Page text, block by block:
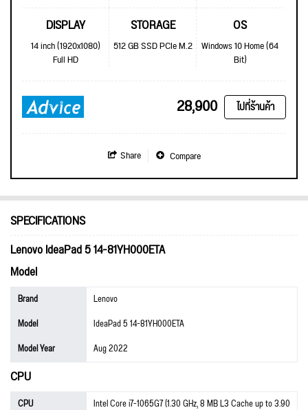
DISPLAY
14 inch (1920x1080)
Full HD
STORAGE
512 GB SSD PCIe M.2
OS
Windows 10 Home (64
Bit)
28,900 ไปที่ร้านค้า
Share Compare
SPECIFICATIONS
Lenovo IdeaPad 5 14-81YH000ETA
Model
Brand
Lenovo
Model
IdeaPad 5 14-81YH000ETA
Model Year
Aug 2022
CPU
CPU Intel Core i7-1065G7 (1.30 GHz, 8 MB L3 Cache up to 3.90